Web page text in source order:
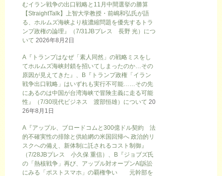
むイラン戦争の出口戦略と11月中間選挙の勝算
【StraightTalk】上智大学教授・前嶋和弘氏が語
る、ホルムズ海峡より核濃縮問題を優先するトラ
ンプ政権の論理』（7/31JBプレス 長野 光）につ
いて 2026年8月2日
A『トランプはなぜ「素人同然」の戦略ミスをし
てホルムズ海峡封鎖を招いてしまったのか…その
原因が見えてきた』、B『トランプ政権「イラン
戦争出口戦略」はいずれも実行不可能……その先
にあるのは中国が台湾海峡で冒険主義に走る可能
性』（7/30現代ビジネス 渡部恒雄）について 20
26年8月1日
A『アップル、ブロードコムと300億ドル契約 法
的不確実性の排除と供給網の米国回帰へ 政治的リ
スクへの備え、新体制に託されるコスト制御』
（7/28JBプレス 小久保 重信）、B『ジョブズ氏
の「熱核戦争」再び、アップル対オープンAI訴訟
にみる「ポストスマホ」の覇権争い 元幹部を